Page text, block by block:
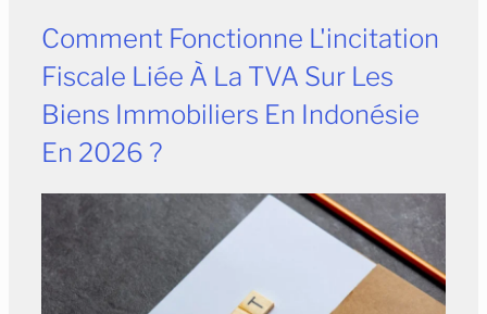
Comment Fonctionne L'incitation
Fiscale Liée À La TVA Sur Les
Biens Immobiliers En Indonésie
En 2026 ?